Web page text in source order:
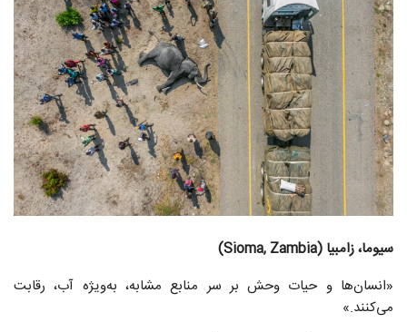
سیوما، زامبیا (Sioma, Zambia)
«انسان‌ها و حیات وحش بر سر منابع مشابه، به‌ویژه آب، رقابت
می‌کنند.»